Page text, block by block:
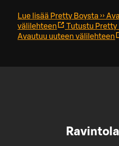
Lue lisää Pretty Boysta ››
välilehteen
Tutustu Pretty
Avautuu uuteen välilehteen